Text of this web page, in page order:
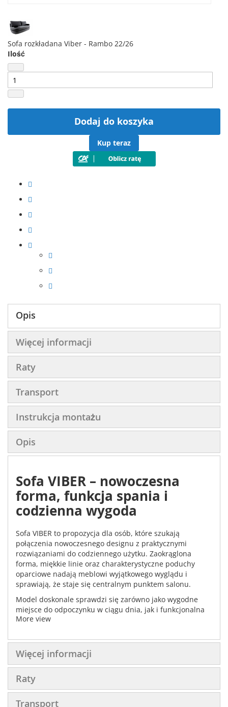
Sofa rozkładana Viber - Rambo 22/26
Ilość
Dodaj do koszyka
Kup teraz
Opis
Więcej informacji
Raty
Transport
Instrukcja montażu
Opis
Sofa VIBER – nowoczesna
forma, funkcja spania i
codzienna wygoda
Sofa VIBER to propozycja dla osób, które szukają
połączenia nowoczesnego designu z praktycznymi
rozwiązaniami do codziennego użytku. Zaokrąglona
forma, miękkie linie oraz charakterystyczne poduchy
oparciowe nadają meblowi wyjątkowego wyglądu i
sprawiają, że staje się centralnym punktem salonu.
Model doskonale sprawdzi się zarówno jako wygodne
miejsce do odpoczynku w ciągu dnia, jak i funkcjonalna
sofa z możliwością spania.
Komfort na co dzień
Siedzisko zostało wyposażone w sprężyny bonell, które
zapewniają odpowiednie podparcie oraz trwałość
podczas codziennego użytkowania.
More view
Więcej informacji
Raty
Transport